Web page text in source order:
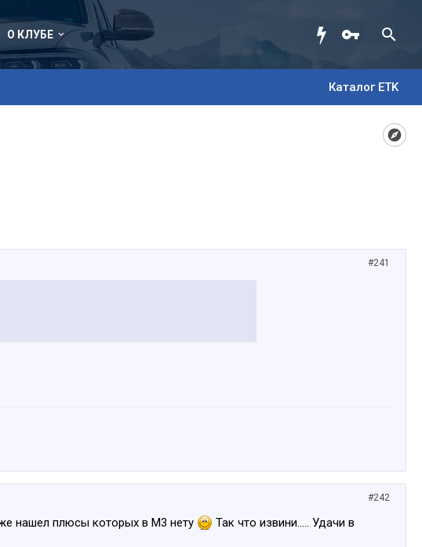
Каталог ETK
О КЛУБЕ
#241
#242
нашел плюсы которых в М3 нету
Так что извини..... Удачи в